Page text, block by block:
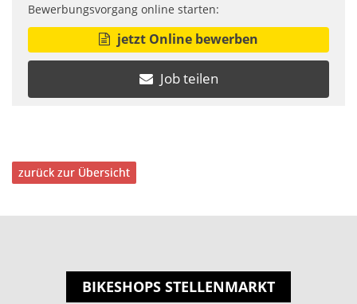
Bewerbungsvorgang online starten:
jetzt Online bewerben
Job teilen
zurück zur Übersicht
BIKESHOPS STELLENMARKT